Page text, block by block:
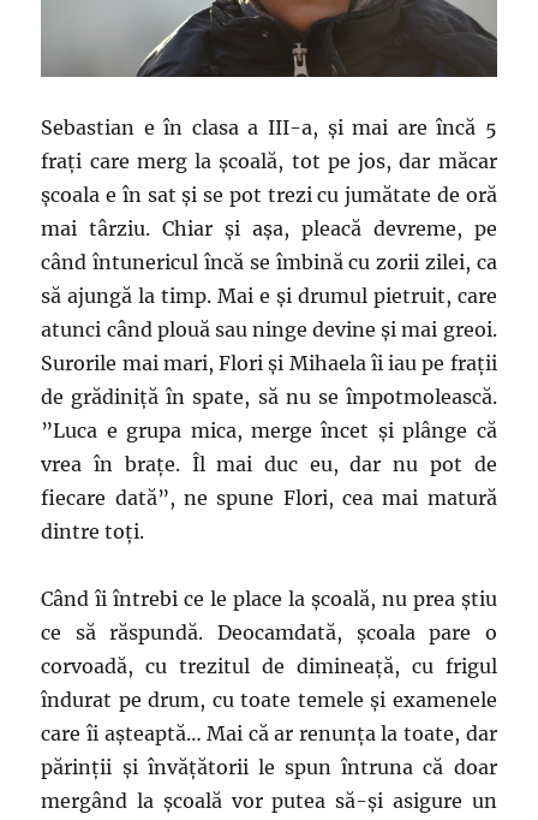
Sebastian e în clasa a III-a, și mai are încă 5
frați care merg la școală, tot pe jos, dar măcar
școala e în sat și se pot trezi cu jumătate de oră
mai târziu. Chiar și așa, pleacă devreme, pe
când întunericul încă se îmbină cu zorii zilei, ca
să ajungă la timp. Mai e și drumul pietruit, care
atunci când plouă sau ninge devine și mai greoi.
Surorile mai mari, Flori și Mihaela îi iau pe frații
de grădiniță în spate, să nu se împotmolească.
”Luca e grupa mica, merge încet și plânge că
vrea în brațe. Îl mai duc eu, dar nu pot de
fiecare dată”, ne spune Flori, cea mai matură
dintre toți.
Când îi întrebi ce le place la școală, nu prea știu
ce să răspundă. Deocamdată, școala pare o
corvoadă, cu trezitul de dimineață, cu frigul
îndurat pe drum, cu toate temele și examenele
care îi așteaptă… Mai că ar renunța la toate, dar
părinții și învățătorii le spun întruna că doar
mergând la școală vor putea să-și asigure un